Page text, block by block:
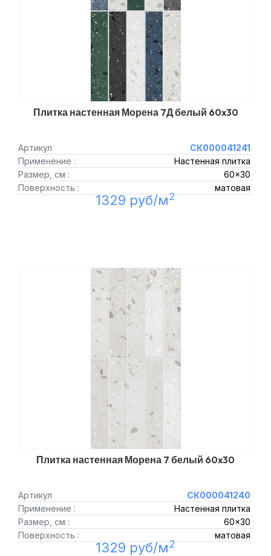
Плитка настенная Морена 7Д белый 60x30
Артикул
СК000041241
Применение :
Настенная плитка
Размер, см :
60x30
Поверхность :
матовая
1329 руб/м2
Плитка настенная Морена 7 белый 60x30
Артикул
СК000041240
Применение :
Настенная плитка
Размер, см :
60x30
Поверхность :
матовая
1329 руб/м2